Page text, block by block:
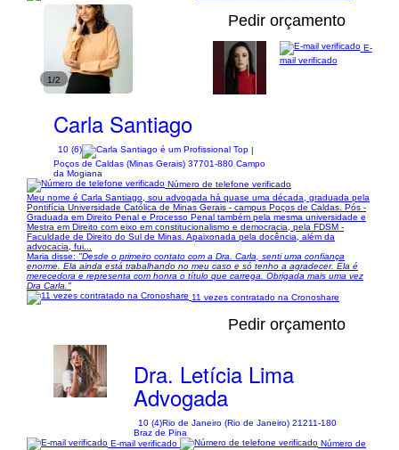
1/2
Pedir orçamento
Carla Santiago
10 (6)
|
Poços de Caldas (Minas Gerais) 37701-880 Campo
da Mogiana
E-
mail verificado
Número de telefone verificado
Meu nome é Carla Santiago, sou advogada há quase uma década, graduada pela
Pontifícia Universidade Católica de Minas Gerais - campus Poços de Caldas. Pós -
Graduada em Direito Penal e Processo Penal também pela mesma universidade e
Mestra em Direito com eixo em constitucionalismo e democracia, pela FDSM -
Faculdade de Direito do Sul de Minas. Apaixonada pela docência, além da
advocacia, fui...
Maria disse: "Desde o primeiro contato com a Dra. Carla, senti uma confiança
enorme. Ela ainda está trabalhando no meu caso e só tenho a agradecer. Ela é
merecedora e representa com honra o título que carrega. Obrigada mais uma vez
Dra Carla."
11 vezes contratado na Cronoshare
Pedir orçamento
Dra. Letícia Lima
Advogada
10 (4)Rio de Janeiro (Rio de Janeiro) 21211-180
Braz de Pina
E-mail verificado
Número de